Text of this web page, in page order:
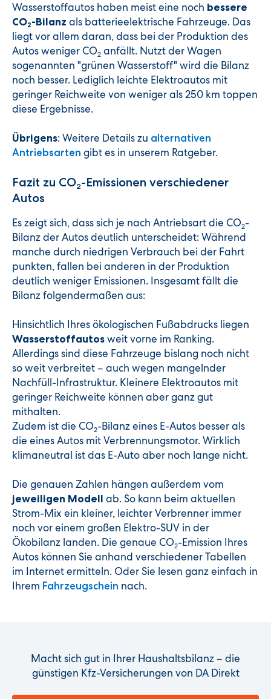
Wasserstoffautos haben meist eine noch bessere
CO2-Bilanz als batterieelektrische Fahrzeuge. Das
liegt vor allem daran, dass bei der Produktion des
Autos weniger CO2 anfällt. Nutzt der Wagen
sogenannten "grünen Wasserstoff" wird die Bilanz
noch besser. Lediglich leichte Elektroautos mit
geringer Reichweite von weniger als 250 km toppen
diese Ergebnisse.
Übrigens: Weitere Details zu alternativen
Antriebsarten gibt es in unserem Ratgeber.
Fazit zu CO2-Emissionen verschiedener
Autos
Es zeigt sich, dass sich je nach Antriebsart die CO2-
Bilanz der Autos deutlich unterscheidet: Während
manche durch niedrigen Verbrauch bei der Fahrt
punkten, fallen bei anderen in der Produktion
deutlich weniger Emissionen. Insgesamt fällt die
Bilanz folgendermaßen aus:
Hinsichtlich Ihres ökologischen Fußabdrucks liegen
Wasserstoffautos weit vorne im Ranking.
Allerdings sind diese Fahrzeuge bislang noch nicht
so weit verbreitet – auch wegen mangelnder
Nachfüll-Infrastruktur. Kleinere Elektroautos mit
geringer Reichweite können aber ganz gut
mithalten.
Zudem ist die CO2-Bilanz eines E-Autos besser als
die eines Autos mit Verbrennungsmotor. Wirklich
klimaneutral ist das E-Auto aber noch lange nicht.
Die genauen Zahlen hängen außerdem vom
jeweiligen Modell ab. So kann beim aktuellen
Strom-Mix ein kleiner, leichter Verbrenner immer
noch vor einem großen Elektro-SUV in der
Ökobilanz landen. Die genaue CO2-Emission Ihres
Autos können Sie anhand verschiedener Tabellen
im Internet ermitteln. Oder Sie lesen ganz einfach in
Ihrem Fahrzeugschein nach.
Macht sich gut in Ihrer Haushaltsbilanz – die
günstigen Kfz-Versicherungen von DA Direkt